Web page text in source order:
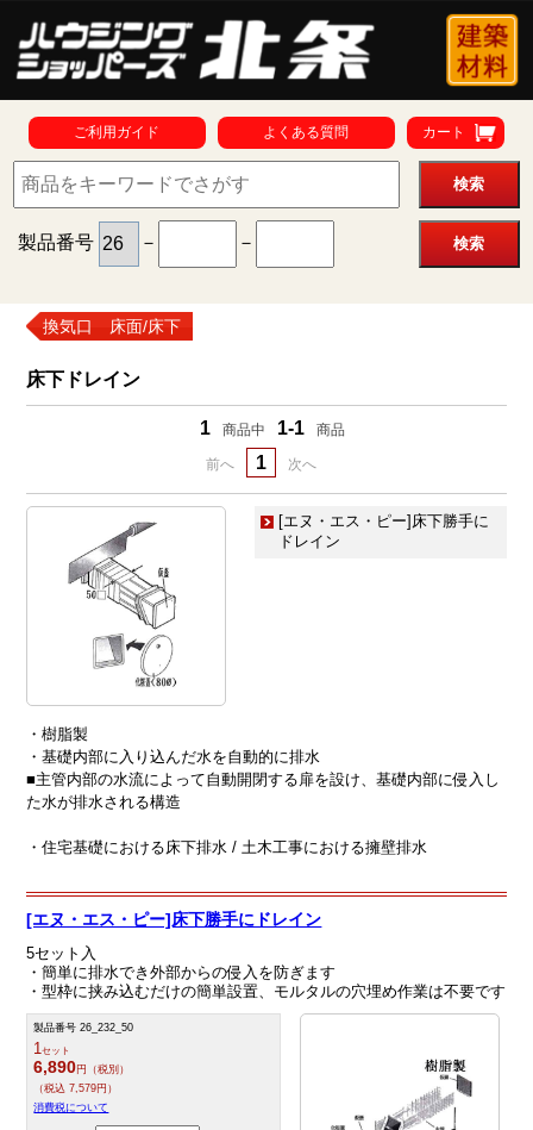
ご利用ガイド よくある質問 カート
製品番号 － －
換気口 床面/床下
床下ドレイン
1 商品中 1-1 商品
前へ 1 次へ
[エヌ・エス・ピー]床下勝手に
ドレイン
・樹脂製
・基礎内部に入り込んだ水を自動的に排水
■主管内部の水流によって自動開閉する扉を設け、基礎内部に侵入し
た水が排水される構造
・住宅基礎における床下排水 / 土木工事における擁壁排水
[エヌ・エス・ピー]床下勝手にドレイン
5セット入
・簡単に排水でき外部からの侵入を防ぎます
・型枠に挟み込むだけの簡単設置、モルタルの穴埋め作業は不要です
製品番号 26_232_50
1セット
6,890円（税別）
（税込 7,579円）
消費税について